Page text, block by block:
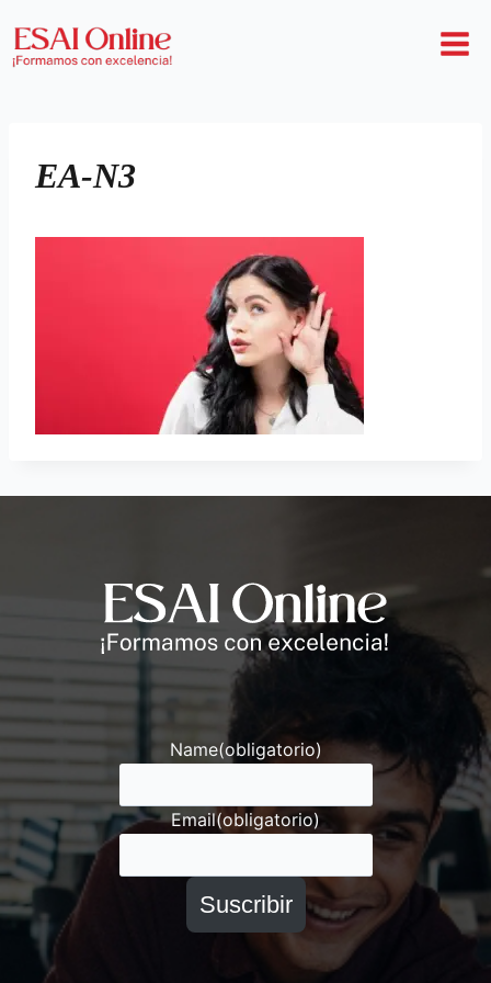
EA-N3
Name(obligatorio)
Email(obligatorio)
Suscribir